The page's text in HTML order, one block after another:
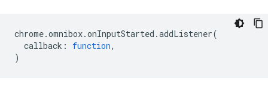
chrome.omnibox.onInputStarted .addListener(
callback : function,
)